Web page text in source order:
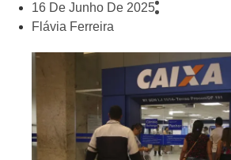
16 De Junho De 2025
Flávia Ferreira